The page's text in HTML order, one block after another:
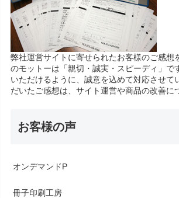
弊社運営サイトに寄せられたお客様のご感想
のモットーは「親切・誠実・スピーディ」で
いただけるように、誠意を込めて対応させて
だいたご感想は、サイト運営や商品の改善に
お客様の声
オンデマンドP
冊子印刷工房